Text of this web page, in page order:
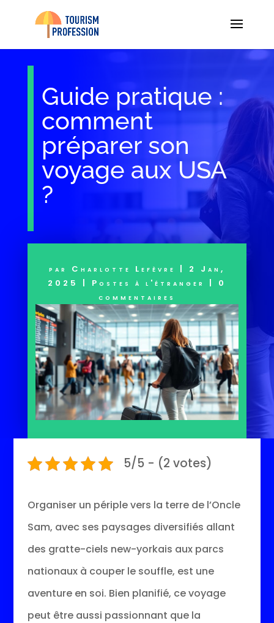
Guide pratique :
comment
préparer son
voyage aux USA
?
par Charlotte Lefèvre | 2 Jan,
2025
| Postes à l'étranger | 0
commentaires
5/5 - (2 votes)
Organiser un périple vers la terre de l’Oncle
Sam, avec ses paysages diversifiés allant
des gratte-ciels new-yorkais aux parcs
nationaux à couper le souffle, est une
aventure en soi. Bien planifié, ce voyage
peut être aussi passionnant que la